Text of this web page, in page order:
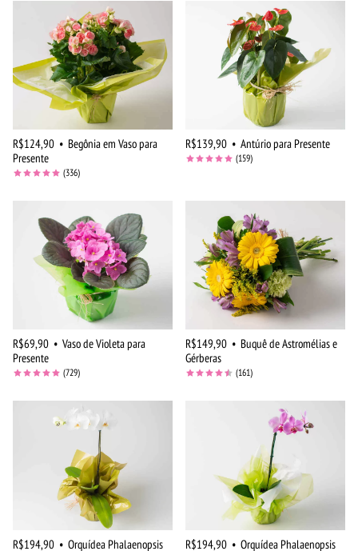
R$124,90 • Begônia em Vaso para
Presente
(336)
R$139,90 • Antúrio para Presente
(159)
R$69,90 • Vaso de Violeta para
Presente
(729)
R$149,90 • Buquê de Astromélias e
Gérberas
(161)
R$194,90 • Orquídea Phalaenopsis
R$194,90 • Orquídea Phalaenopsis